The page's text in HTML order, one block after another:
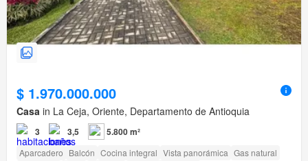
$ 1.970.000.000
Casa in La Ceja, Oriente, Departamento de Antioquia
3 3,5 5.800 m²
Aparcadero Balcón Cocina integral Vista panorámica Gas natural